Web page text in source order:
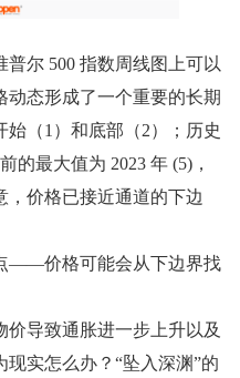
尔 500 指数周线图上可以
态形成了一个重要的长期
（1）和底部（2）；历史
的最大值为 2023 年 (5)，
，价格已接近通道的下边
——价格可能会从下边界找
价导致通胀进一步上升以及
实怎么办？“坠入深渊”的